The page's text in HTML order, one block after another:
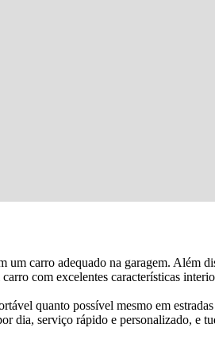
um carro adequado na garagem. Além
com excelentes características
quanto possível mesmo em estradas
dia, serviço rápido e personalizado, e